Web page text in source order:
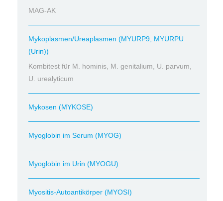
MAG-AK
Mykoplasmen/Ureaplasmen (MYURP9, MYURPU
(Urin))
Kombitest für M. hominis, M. genitalium, U. parvum,
U. urealyticum
Mykosen (MYKOSE)
Myoglobin im Serum (MYOG)
Myoglobin im Urin (MYOGU)
Myositis-Autoantikörper (MYOSI)